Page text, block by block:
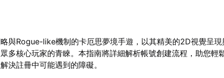
與Rogue-like機制的卡厄思夢境手遊，以其精美的2D視覺呈
多核心玩家的青睞。本指南將詳細解析帳號創建流程，助您輕
決註冊中可能遇到的障礙。